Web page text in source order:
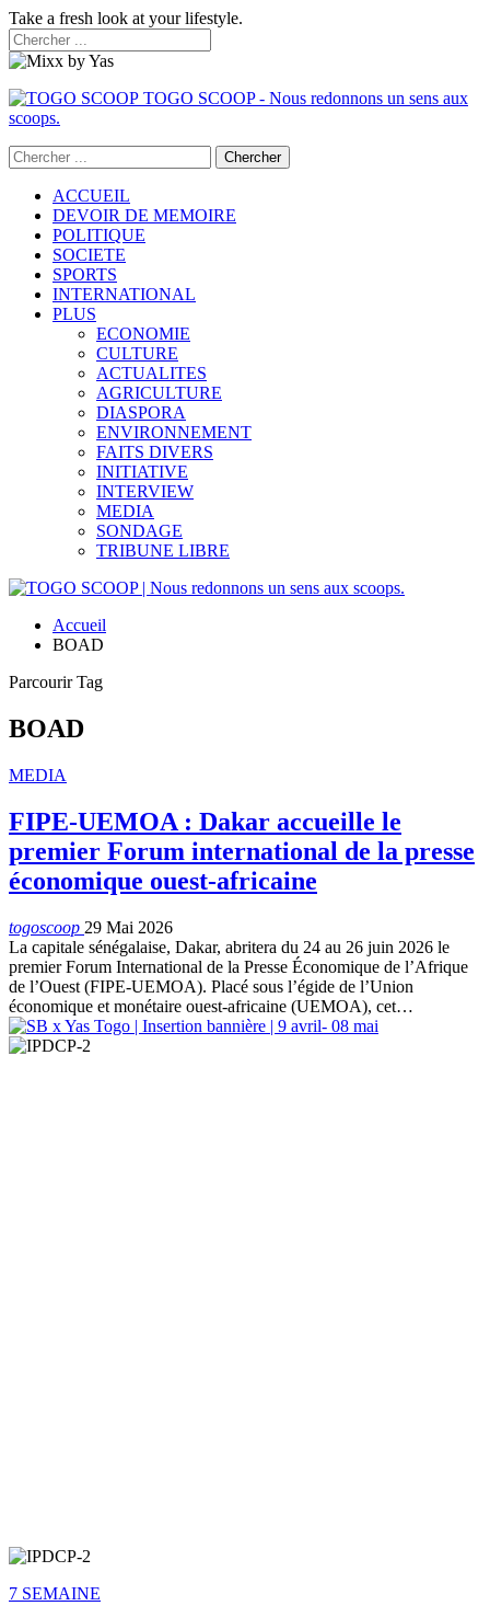
Take a fresh look at your lifestyle.
TOGO SCOOP - Nous redonnons un sens aux
scoops.
ACCUEIL
DEVOIR DE MEMOIRE
POLITIQUE
SOCIETE
SPORTS
INTERNATIONAL
PLUS
ECONOMIE
CULTURE
ACTUALITES
AGRICULTURE
DIASPORA
ENVIRONNEMENT
FAITS DIVERS
INITIATIVE
INTERVIEW
MEDIA
SONDAGE
TRIBUNE LIBRE
Accueil
BOAD
Parcourir Tag
BOAD
MEDIA
FIPE-UEMOA : Dakar accueille le
premier Forum international de la presse
économique ouest-africaine
togoscoop 29 Mai 2026
La capitale sénégalaise, Dakar, abritera du 24 au 26 juin 2026 le
premier Forum International de la Presse Économique de l’Afrique
de l’Ouest (FIPE-UEMOA). Placé sous l’égide de l’Union
économique et monétaire ouest-africaine (UEMOA), cet…
7 SEMAINE